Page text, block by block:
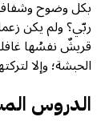
بكل وضوح
ربّي؟ ولم يكن
قريشٌ نفسُها
الحبشة؛ وإلا
الدروس